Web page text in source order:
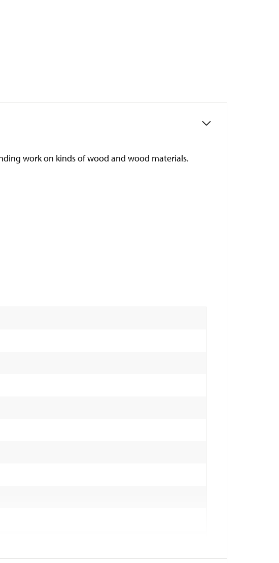
work on kinds of wood and wood materials.